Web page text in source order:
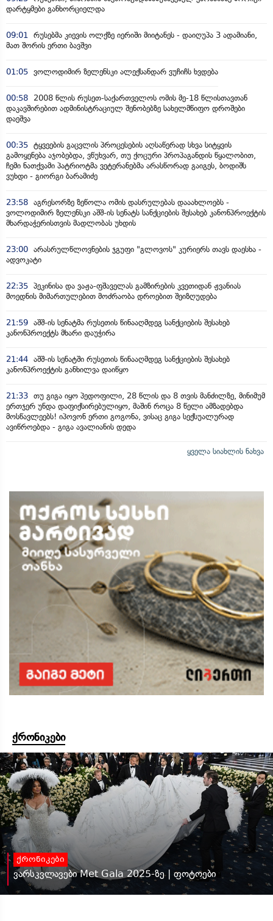
დარტყმები განხორციელდა
09:01 რუსებმა კიევის ოლქზე იერიში მიიტანეს - დაიღუპა 3 ადამიანი,
მათ შორის ერთი ბავშვი
01:05 ვოლოდიმირ ზელენსკი ალექსანდარ ვუჩიჩს ხვდება
00:58
2008 წლის რუსეთ-საქართველოს ომის მე-18 წლისთავთან
დაკავშირებით ადმინისტრაციულ შენობებზე სახელმწიფო დროშები
დაეშვა
00:35 ტყვეების გაცვლის პროცესების აღსაწერად სხვა სიტყვის
გამოყენება აჯობებდა, ვწუხვარ, თუ ქოცური პროპაგანდის წყალობით,
ჩემი ნათქვამი პატრიოტმა ვეტერანებმა არასწორად გაიგეს, ბოდიშს
ვუხდი - გიორგი ბარამიძე
23:58 აგრესორზე ზეწოლა ომის დასრულებას დააახლოებს -
ვოლოდიმირ ზელენსკი აშშ-ის სენატს სანქციების შესახებ კანონპროექტის
მხარდაჭერისთვის მადლობას უხდის
23:00 არასრულწლოვნების ჯგუფი "გლოვოს" კურიერს თავს დაესხა -
ადვოკატი
22:35 პეკინისა და ვაჟა-ფშაველას გამზირების კვეთიდან ჟვანიას
მოედნის მიმართულებით მოძრაობა დროებით შეიზღუდება
21:59 აშშ-ის სენატმა რუსეთის წინააღმდეგ სანქციების შესახებ
კანონპროექტს მხარი დაუჭირა
21:44 აშშ-ის სენატში რუსეთის წინააღმდეგ სანქციების შესახებ
კანონპროექტის განხილვა დაიწყო
21:33 თუ გიგა იყო პედოფილი, 28 წლის და 8 თვის მანძილზე, მინიმუმ
ერთჯერ უნდა დაფიქსირებულიყო, მაშინ როცა 8 წელი ამზადებდა
მოსწავლეებს! იპოვონ ერთი გოგონა, ვისაც გიგა სექსუალურად
ავიწროებდა - გიგა ავალიანის დედა
ყველა სიახლის ნახვა
ქრონიკები
ქრონიკები
ვარსკვლავები Met Gala 2025-ზე | ფოტოები